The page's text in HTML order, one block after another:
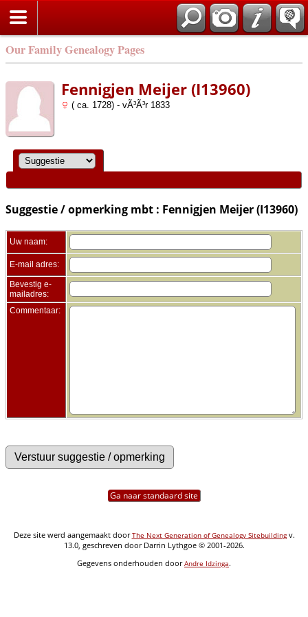
Our Family Genealogy Pages
Fennigjen Meijer (I13960)
( ca. 1728) - vÃ³Ã³r 1833
Suggestie / opmerking mbt : Fennigjen Meijer (I13960)
Uw naam:
E-mail adres:
Bevestig e-
mailadres:
Commentaar:
Ga naar standaard site
Deze site werd aangemaakt doorThe Next Generation of Genealogy Sitebuildingv.
13.0, geschreven door Darrin Lythgoe © 2001-2026.
Gegevens onderhouden doorAndre Idzinga.